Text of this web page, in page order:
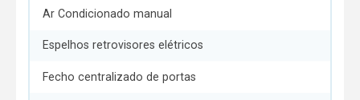
Ar Condicionado manual
Espelhos retrovisores elétricos
Fecho centralizado de portas